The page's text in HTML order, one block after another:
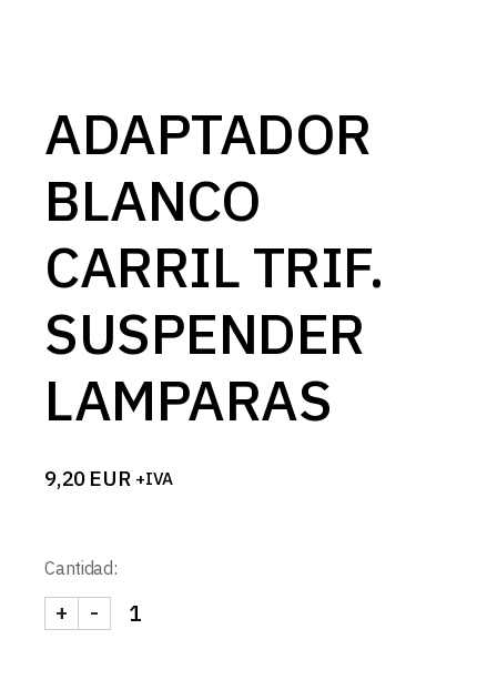
ADAPTADOR
BLANCO
CARRIL TRIF.
SUSPENDER
LAMPARAS
9,20 EUR +IVA
Cantidad:
ADAPTADOR BLANCO CARRIL TRIF.
-
+